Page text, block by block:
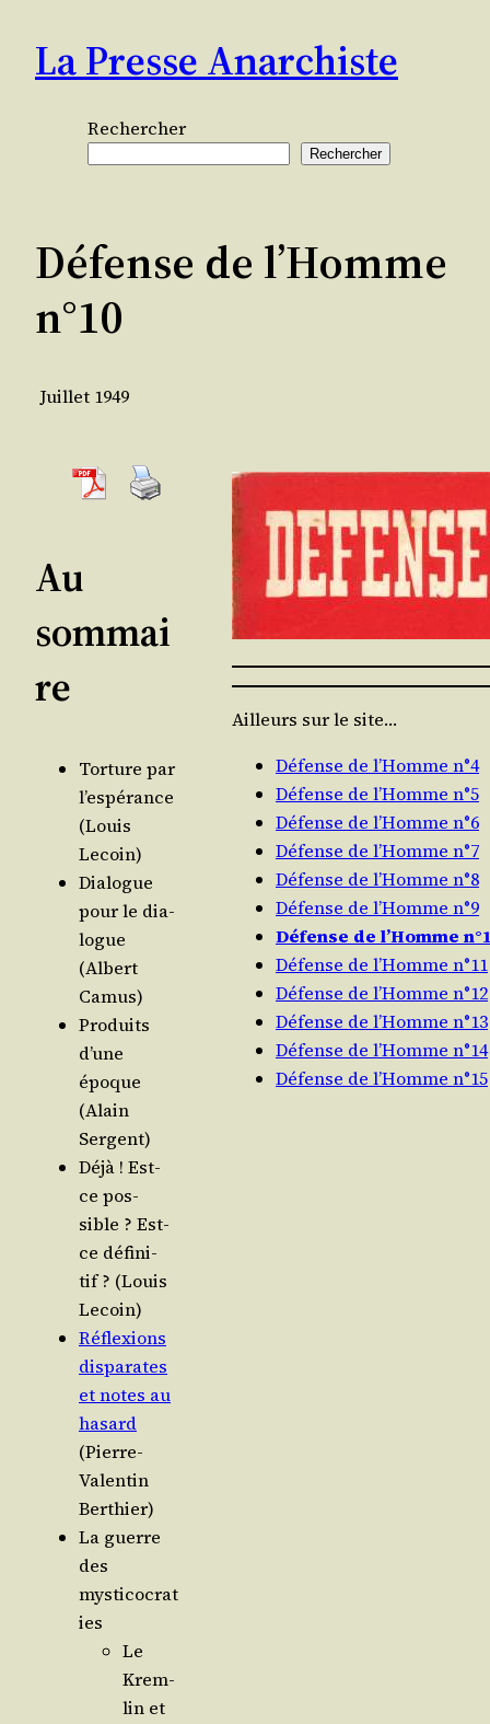
contenu
La Presse Anarchiste
Rechercher
Rechercher
Défense de l’Homme
n°10
Juillet 1949
Au
sommai
re
Tor­ture par
l’es­pé­rance
(Louis
Lecoin)
Dia­logue
pour le dia­
logue
(Albert
Camus)
Pro­duits
d’une
époque
(Alain
Sergent)
Déjà ! Est-
ce pos­
sible ? Est-
ce défi­ni­
tif ? (Louis
Lecoin)
Réflexions
dis­pa­rates
et notes au
hasard
(Pierre-
Valen­tin
Berthier)
La guerre
des
mysticocrat
ies
Le
Krem­
lin et
Ailleurs sur le site…
Défense de l’Homme n°4
Défense de l’Homme n°5
Défense de l’Homme n°6
Défense de l’Homme n°7
Défense de l’Homme n°8
Défense de l’Homme n°9
Défense de l’Homme
Défense de l’Homme n°11
Défense de l’Homme n°12
Défense de l’Homme n°13
Défense de l’Homme n°14
Défense de l’Homme n°15